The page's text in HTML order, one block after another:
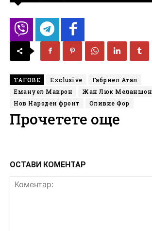
ТАГОВЕ Exclusive
Габриел Атал
Емануел Макрон
Жан Люк Меланшон
Нов Народен фронт
Оливие Фор
Прочетете още
ОСТАВИ КОМЕНТАР